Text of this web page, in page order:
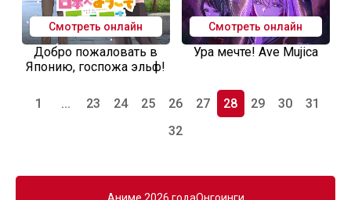
Смотреть онлайн
Добро пожаловать в
Японию, госпожа эльф!
Смотреть онлайн
Ура мечте! Ave Mujica
1 ... 23 24 25 26 27 28 29 30
31
32